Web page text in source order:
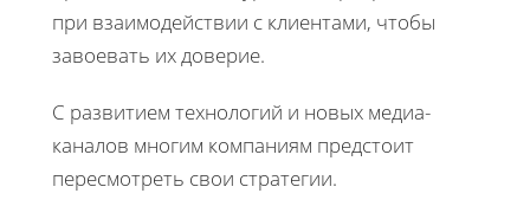
при взаимодействии с клиентами, чтобы
завоевать их доверие.
С развитием технологий и новых медиа-
каналов многим компаниям предстоит
пересмотреть свои стратегии.